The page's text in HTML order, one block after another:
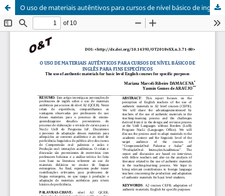
O uso de materiais autêntivos para cursos de nível básico de inglês para fins específicos